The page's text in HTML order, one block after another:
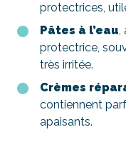
protectrices,
Pâtes à l’eau,
protectrice,
très irritée.
Crèmes
contiennent
apaisants.